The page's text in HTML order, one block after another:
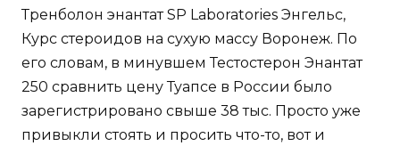
Тренболон энантат SP Laboratories Энгельс,
Курс стероидов на сухую массу Воронеж. По
его словам, в минувшем Тестостерон Энантат
250 сравнить цену Туапсе в России было
зарегистрировано свыше 38 тыс. Просто уже
привыкли стоять и просить что-то, вот и